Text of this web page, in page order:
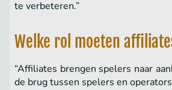
te verbeteren.”
Welke rol moeten
“Affiliates brengen spelers naar
de brug tussen spelers en